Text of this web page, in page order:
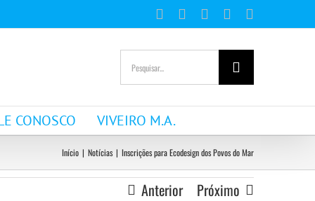
FacebookInstagramYouTubeWhatsApp
mail
Buscar
resultados
para:
CONOSCO VIVEIRO M.A.
Início | Notícias | Inscrições para Ecodesign dos Povos do Mar
Anterior Próximo